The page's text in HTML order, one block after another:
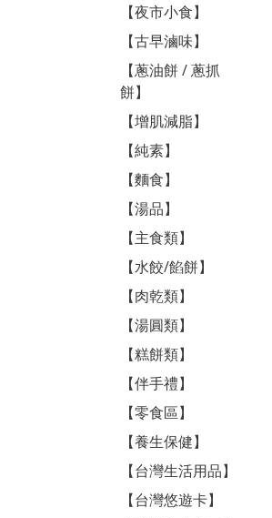
【夜市小食】
【古早滷味】
【蔥油餅 / 蔥抓
餅】
【增肌減脂】
【純素】
【麵食】
【湯品】
【主食類】
【水餃/餡餅】
【肉乾類】
【湯圓類】
【糕餅類】
【伴手禮】
【零食區】
【養生保健】
【台灣生活用品】
【台灣悠遊卡】